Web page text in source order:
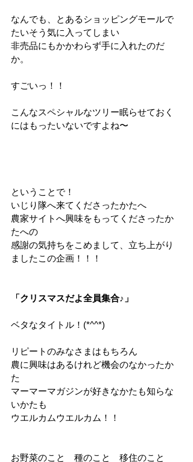
なんでも、とあるショッピングモールで
たいそう気に入ってしまい
非売品にもかかわらず手に入れたのだ
か。
すごいっ！！
こんなスペシャルなツリー眠らせておく
にはもったいないですよね〜
ということで！
いじり隊へ来てくださったかたへ
農家サイトへ興味をもってくださったか
たへの
感謝の気持ちをこめまして、立ち上がり
ましたこの企画！！！
「クリスマスだよ全員集合♪」
ベタなタイトル！(*^^*)
リピートのみなさまはもちろん
農に興味はあるけれど機会のなかったか
た
マーマーマガジンが好きなかたも知らな
いかたも
ウエルカムウエルカム！！
お野菜のこと　種のこと　移住のこと